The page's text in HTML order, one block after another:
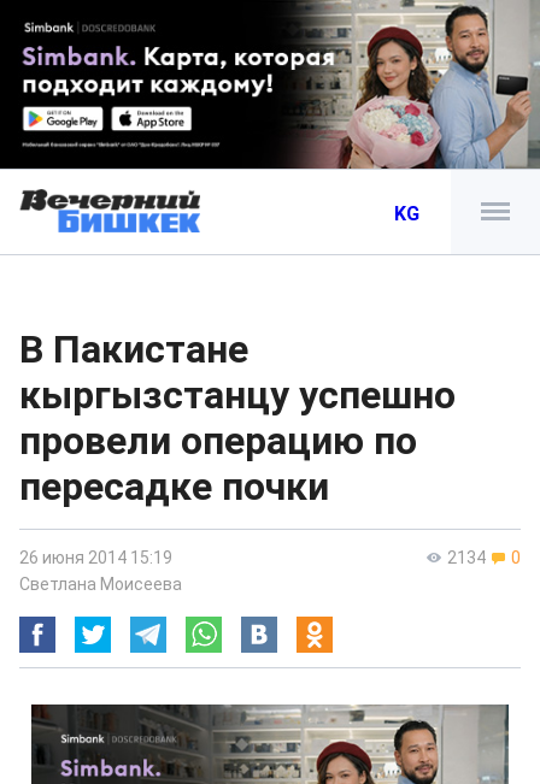
KG
В Пакистане
кыргызстанцу успешно
провели операцию по
пересадке почки
2134 0
26 июня 2014 15:19
Светлана Моисеева